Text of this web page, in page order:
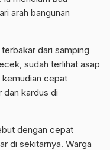
arah bangunan
dari samping
sudah terlihat asap
kemudian cepat
dan kardus di
dengan cepat
di sekitarnya. Warga